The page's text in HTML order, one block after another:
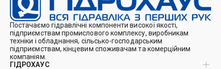
Постачаємо гідравлічні компоненти високої якості,
підприємствам промислового комплексу, виробникам
техніки і обладнання, сільсько-господарським
підприємствам, кінцевим споживачам та комерційним
компаніям.
ГІДРОХАУС